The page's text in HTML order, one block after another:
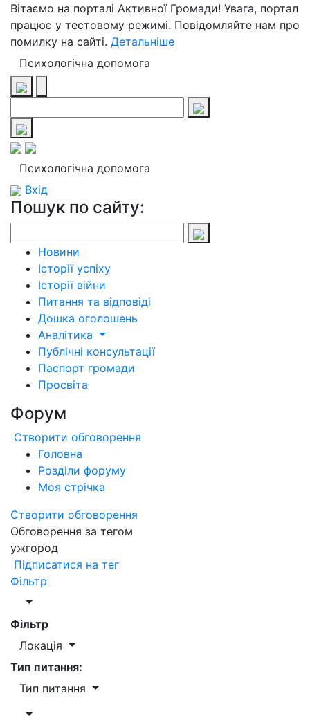
Вітаємо на порталі Активної Громади! Увага, портал
працює у тестовому режимі. Повідомляйте нам про
помилку на сайті. Детальніше
Психологічна допомога
Психологічна допомога
Вхід
Пошук по сайту:
Новини
Історії успіху
Історії війни
Питання та відповіді
Дошка оголошень
Аналітика
Публічні консультації
Паспорт громади
Просвіта
Форум
Створити обговорення
Головна
Розділи форуму
Моя стрічка
Створити обговорення
Обговорення за тегом
ужгород
Підписатися на тег
Фільтр
Фільтр
Локація
Тип питання:
Тип питання